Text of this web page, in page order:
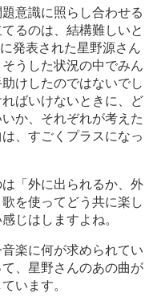
意識に照らし合わせる
るのは、結構難しいと
発表された星野源さん
うした状況の中でみん
けしたのではないでし
ばいけないときに、ど
か、それぞれが考えた
、すごくプラスになっ
「外に出られるか、外
を使ってどう共に楽し
じはしますよね。
楽に何が求められてい
、星野さんのあの曲が
います。